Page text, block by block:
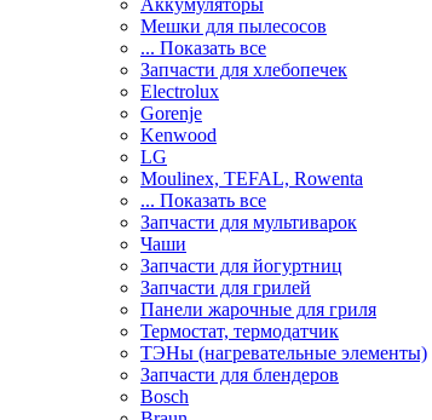
Аккумуляторы
Мешки для пылесосов
... Показать все
Запчасти для хлебопечек
Electrolux
Gorenje
Kenwood
LG
Moulinex, TEFAL, Rowenta
... Показать все
Запчасти для мультиварок
Чаши
Запчасти для йогуртниц
Запчасти для грилей
Панели жарочные для гриля
Термостат, термодатчик
ТЭНы (нагревательные элементы)
Запчасти для блендеров
Bosch